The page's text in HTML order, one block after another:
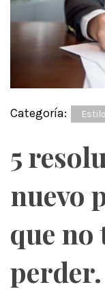
Categoría:
5
nuevo
que no
perder.